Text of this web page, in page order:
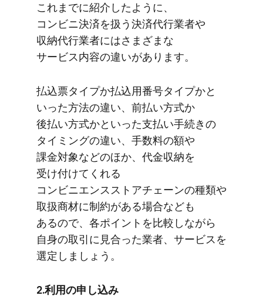
これまでに​紹介したように、​
コンビニ決済を​扱う​決済代行業者や​
収納代行業者には​さまざまな​
サービス内容の​違いが​あります。
払込票タイプか​払込用番号タイプかと​
いった​方​法の​違い、​前払い方​式か​
後払い方​式かと​いった​支払い手続きの​
タイミングの​違い、​手数料の​額や​
課金対象などの​ほか、​代金収納を​
受け付けてくれる​
コンビニエンスストアチェーンの​種類や​
取扱商材に​制約が​ある​場合なども​
あるので、​各ポイントを​比較しながら​
自身の​取引に​見合った​業者、​サービスを​
選定しましょう。
2.利用の​申し込み